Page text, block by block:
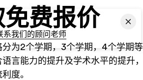
费报价
分为2个学期，3个学期，4个学期
言能力的提升及学术水平的提升
度。
系我们的顾问老师